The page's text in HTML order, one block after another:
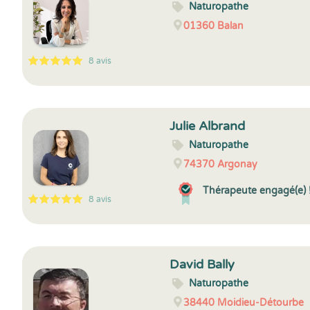
5
1
5
8 8 avis
Naturopathe
01360 Balan
5
1
5
8 8 avis
Julie Albrand
Naturopathe
74370 Argonay
Thérapeute engagé(e)
David Bally
Naturopathe
38440 Moidieu-Détourbe